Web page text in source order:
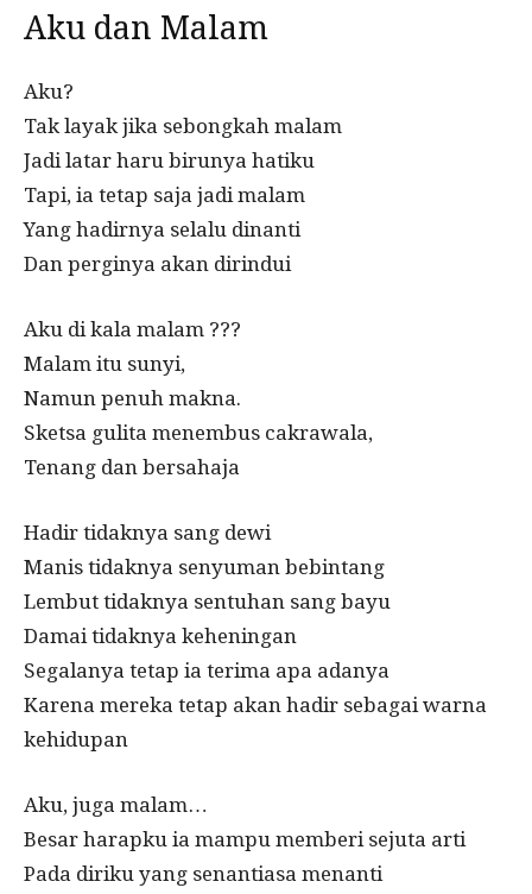
Aku dan Malam
Aku?
Tak layak jika sebongkah malam
Jadi latar haru birunya hatiku
Tapi, ia tetap saja jadi malam
Yang hadirnya selalu dinanti
Dan perginya akan dirindui
Aku di kala malam ???
Malam itu sunyi,
Namun penuh makna.
Sketsa gulita menembus cakrawala,
Tenang dan bersahaja
Hadir tidaknya sang dewi
Manis tidaknya senyuman bebintang
Lembut tidaknya sentuhan sang bayu
Damai tidaknya keheningan
Segalanya tetap ia terima apa adanya
Karena mereka tetap akan hadir sebagai warna
kehidupan
Aku, juga malam…
Besar harapku ia mampu memberi sejuta arti
Pada diriku yang senantiasa menanti